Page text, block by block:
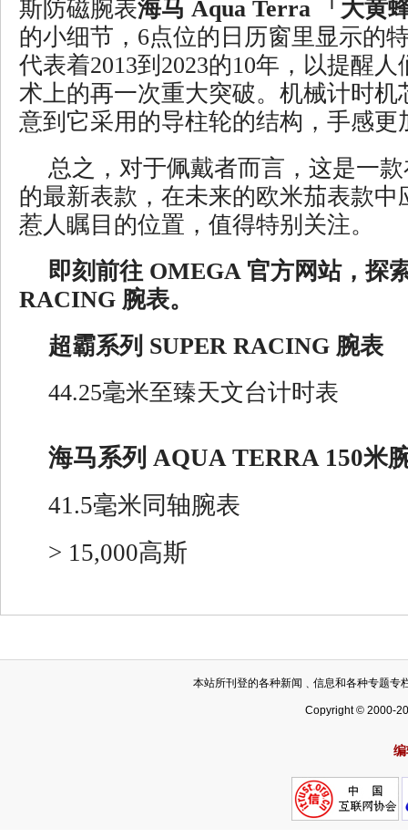
斯防磁腕表海马 Aqua Terra 「大黄
的小细节，6点位的日历窗里显示的
代表着2013到2023的10年，以提醒
术上的再一次重大突破。机械计时机
意到它采用的导柱轮的结构，手感更
总之，对于佩戴者而言，这是一
的最新表款，在未来的欧米茄表款中
惹人瞩目的位置，值得特别关注。
即刻前往 OMEGA 官方网站，探
RACING 腕表。
超霸系列 SUPER RACING 腕表
44.25毫米至臻天文台计时表
海马系列 AQUA TERRA 150米
41.5毫米同轴腕表
> 15,000高斯
本站所刊登的各种新闻﹑信息和各种专题专
Copyright © 2000-